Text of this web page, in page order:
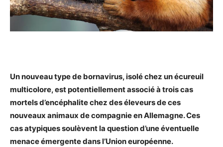
Un nouveau type de bornavirus, isolé chez un écureuil
multicolore, est potentiellement associé à trois cas
mortels d’encéphalite chez des éleveurs de ces
nouveaux animaux de compagnie en Allemagne. Ces
cas atypiques soulèvent la question d’une éventuelle
menace émergente dans l’Union européenne.